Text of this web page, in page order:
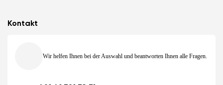
Kontakt
Wir helfen Ihnen bei der Auswahl und beantworten Ihnen alle Fragen.